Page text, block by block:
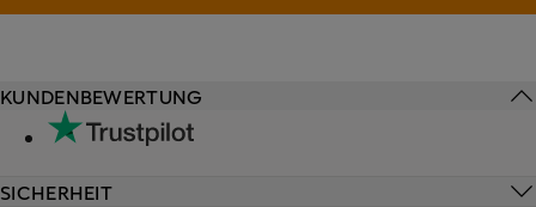
KUNDENBEWERTUNG
SICHERHEIT